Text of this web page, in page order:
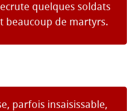
quelques soldats
beaucoup de martyrs.
parfois insaisissable,